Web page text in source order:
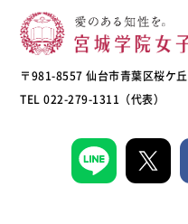
〒981-8557 仙台市青葉区桜ケ
TEL 022-279-1311（代表）